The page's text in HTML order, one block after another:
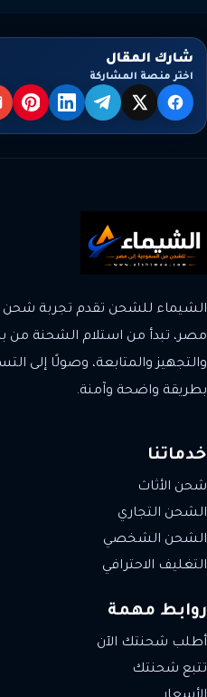
شارك المقال
اختر منصة المشاركة
فيسبوك
X تيليجراملينكدإن
الشيماء للشحن تقدم تجربة
مصر، تبدأ من استلام الشحنة من
والتجهيز والمتابعة، وصولًا إلى
بطريقة واضحة وآمنة.
خدماتنا
شحن الأثاث
الشحن التجاري
الشحن الشخصي
التغليف الاحترافي
روابط مهمة
أطلب شحنتك الآن
تتبع شحنتك